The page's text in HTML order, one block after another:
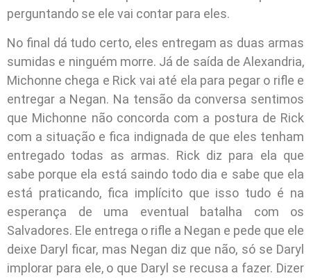
perguntando se ele vai contar para eles.
No final dá tudo certo, eles entregam as duas armas
sumidas e ninguém morre. Já de saída de Alexandria,
Michonne chega e Rick vai até ela para pegar o rifle e
entregar a Negan. Na tensão da conversa sentimos
que Michonne não concorda com a postura de Rick
com a situação e fica indignada de que eles tenham
entregado todas as armas. Rick diz para ela que
sabe porque ela está saindo todo dia e sabe que ela
está praticando, fica implícito que isso tudo é na
esperança de uma eventual batalha com os
Salvadores. Ele entrega o rifle a Negan e pede que ele
deixe Daryl ficar, mas Negan diz que não, só se Daryl
implorar para ele, o que Daryl se recusa a fazer. Dizer